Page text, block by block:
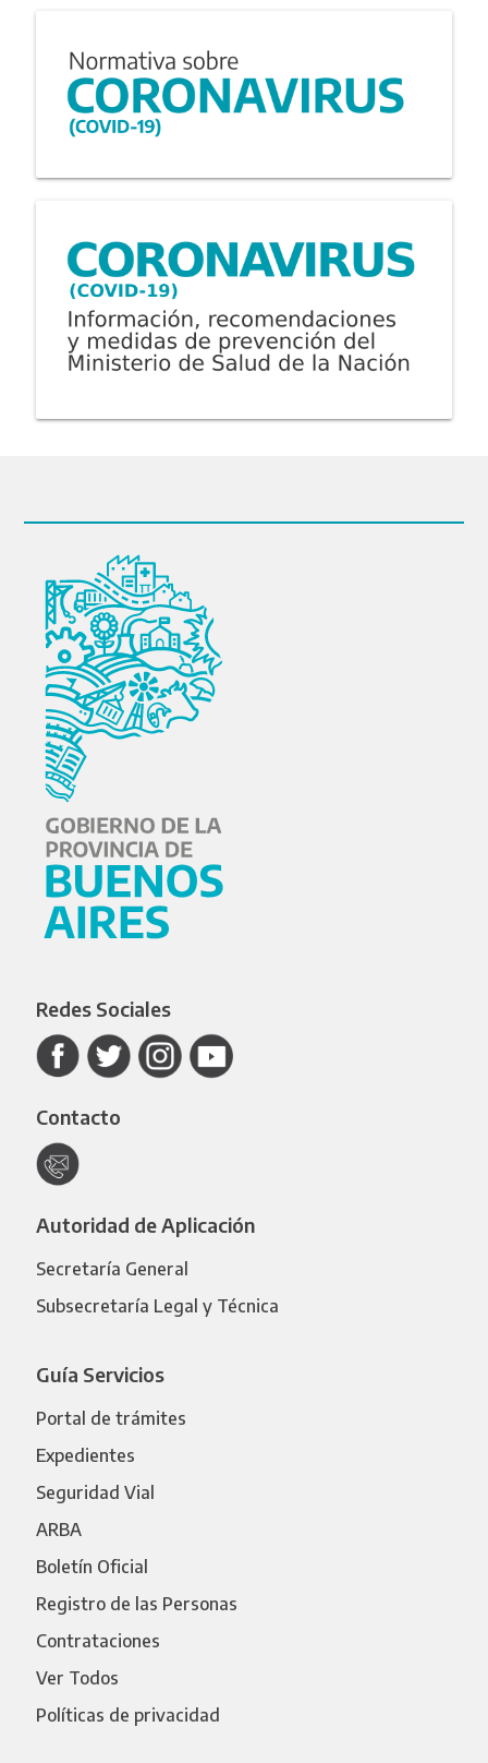
Redes Sociales
Contacto
Autoridad de Aplicación
Secretaría General
Subsecretaría Legal y Técnica
Guía Servicios
Portal de trámites
Expedientes
Seguridad Vial
ARBA
Boletín Oficial
Registro de las Personas
Contrataciones
Ver Todos
Políticas de privacidad